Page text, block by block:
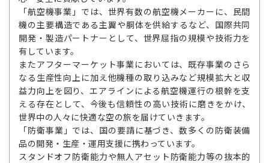
「航空機事業」では、世界有数の航空機メーカーに、民間
機の主要構造である主翼や胴体を供給するなど、国際共同
開発・製造パートナーとして、世界屈指の規模や技術力を
有しています。
またアフターマーケット事業においては、既存事業のさら
なる生産性向上に加え他機種の取り込みなど規模拡大と収
益力向上を図り、エアラインによる航空機運行の根幹を支
える存在として、今後も信頼性の高い技術に磨きをかけ、
世界中の人々に快適な空の旅を届けていきます。
「防衛事業」では、国の要請に基づき、数多くの防衛装備
品の開発・生産・運用支援に携わっています。
スタンドオフ防衛能力や無人アセット防衛能力等の抜本的